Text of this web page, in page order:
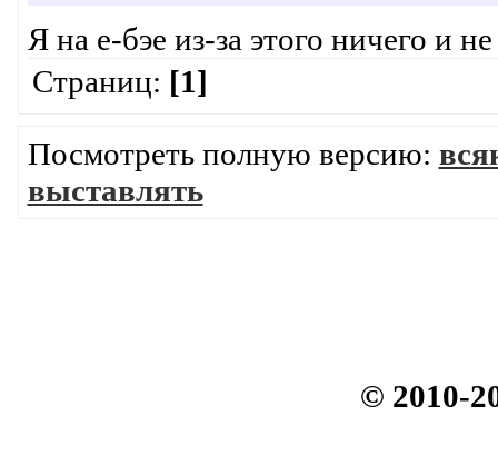
Я на е-бэе из-за этого ничего и
Страниц: [1]
Посмотреть полную версию:
выставлять
© 2010-